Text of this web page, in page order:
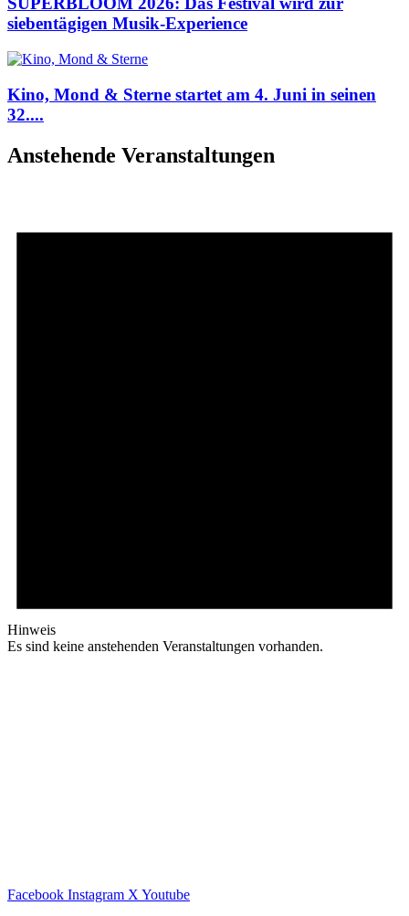
siebentägigen Musik-Experience
Kino, Mond & Sterne startet am 4. Juni in seinen
32....
Anstehende Veranstaltungen
Hinweis
Es sind keine anstehenden Veranstaltungen vorhanden.
Facebook Instagram X Youtube